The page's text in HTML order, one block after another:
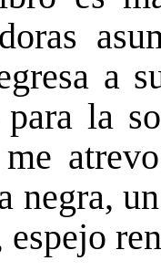
a
para la
negra,
espejo